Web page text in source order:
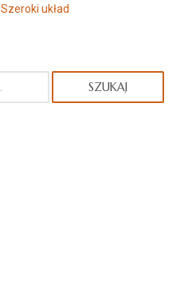
Szeroki układ
SZUKAJ